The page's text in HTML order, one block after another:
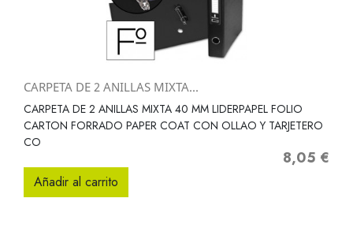
CARPETA DE 2 ANILLAS MIXTA...
CARPETA DE 2 ANILLAS MIXTA 40 MM LIDERPAPEL FOLIO
CARTON FORRADO PAPER COAT CON OLLAO Y TARJETERO
CO
Precio
8,05 €
Añadir al carrito